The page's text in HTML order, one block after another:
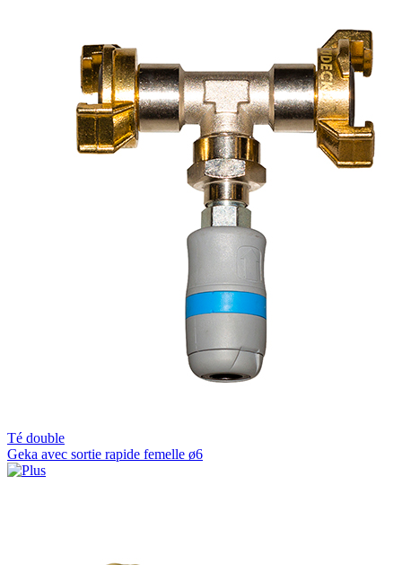
Té double
Geka avec sortie rapide femelle ø6